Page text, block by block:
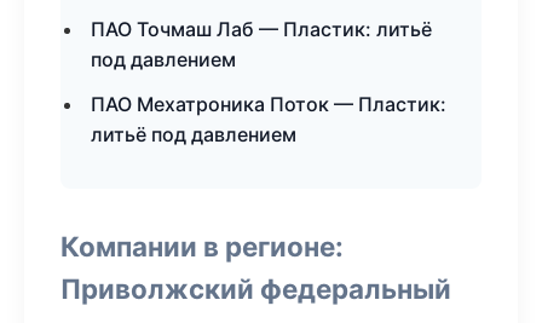
ПАО Точмаш Лаб — Пластик: литьё
под давлением
ПАО Мехатроника Поток — Пластик:
литьё под давлением
Компании в регионе:
Приволжский федеральный